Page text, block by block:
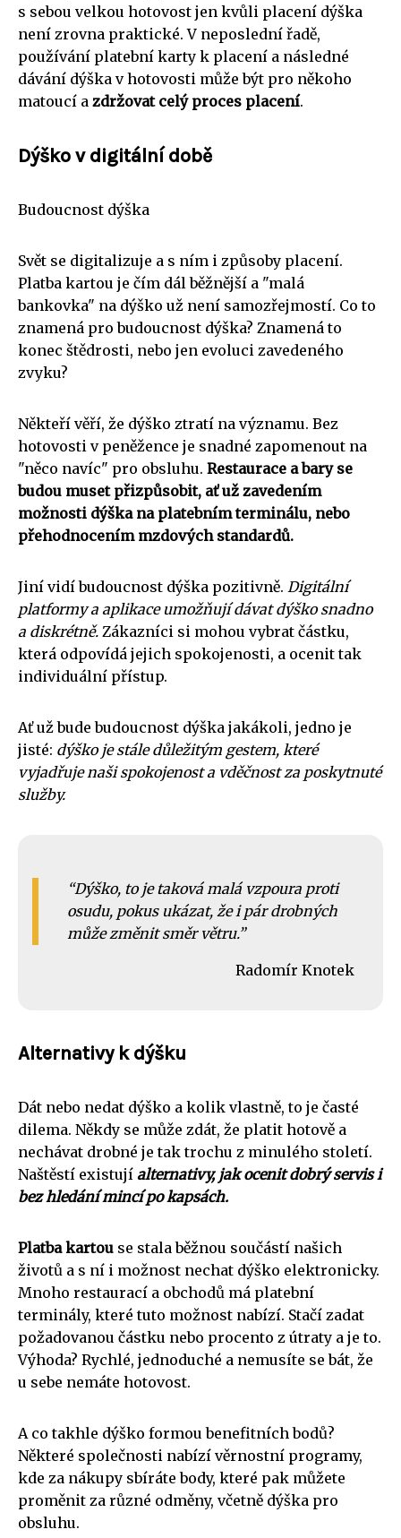
s sebou velkou hotovost jen kvůli placení dýška
není zrovna praktické. V neposlední řadě,
používání platební karty k placení a následné
dávání dýška v hotovosti může být pro někoho
matoucí a zdržovat celý proces placení.
Dýško v digitální době
Budoucnost dýška
Svět se digitalizuje a s ním i způsoby placení.
Platba kartou je čím dál běžnější a "malá
bankovka" na dýško už není samozřejmostí. Co to
znamená pro budoucnost dýška? Znamená to
konec štědrosti, nebo jen evoluci zavedeného
zvyku?
Někteří věří, že dýško ztratí na významu. Bez
hotovosti v peněžence je snadné zapomenout na
"něco navíc" pro obsluhu. Restaurace a bary se
budou muset přizpůsobit, ať už zavedením
možnosti dýška na platebním terminálu, nebo
přehodnocením mzdových standardů.
Jiní vidí budoucnost dýška pozitivně. Digitální
platformy a aplikace umožňují dávat dýško snadno
a diskrétně. Zákazníci si mohou vybrat částku,
která odpovídá jejich spokojenosti, a ocenit tak
individuální přístup.
Ať už bude budoucnost dýška jakákoli, jedno je
jisté: dýško je stále důležitým gestem, které
vyjadřuje naši spokojenost a vděčnost za poskytnuté
služby.
Dýško, to je taková malá vzpoura proti
osudu, pokus ukázat, že i pár drobných
může změnit směr větru.
Radomír Knotek
Alternativy k dýšku
Dát nebo nedat dýško a kolik vlastně, to je časté
dilema. Někdy se může zdát, že platit hotově a
nechávat drobné je tak trochu z minulého století.
Naštěstí existují alternativy, jak ocenit dobrý servis i
bez hledání mincí po kapsách.
Platba kartou se stala běžnou součástí našich
životů a s ní i možnost nechat dýško elektronicky.
Mnoho restaurací a obchodů má platební
terminály, které tuto možnost nabízí. Stačí zadat
požadovanou částku nebo procento z útraty a je to.
Výhoda? Rychlé, jednoduché a nemusíte se bát, že
u sebe nemáte hotovost.
A co takhle dýško formou benefitních bodů?
Některé společnosti nabízí věrnostní programy,
kde za nákupy sbíráte body, které pak můžete
proměnit za různé odměny, včetně dýška pro
obsluhu.